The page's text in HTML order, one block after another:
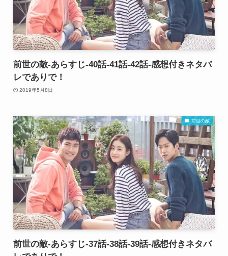
前世の敵-あらすじ-40話-41話-42話-感想付きネタバ
レでありで！
2019年5月8日
前世の敵
前世の敵-あらすじ-37話-38話-39話-感想付きネタバ